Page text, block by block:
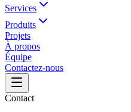
Services
Produits
Projets
À propos
Équipe
Contactez-nous
Contact